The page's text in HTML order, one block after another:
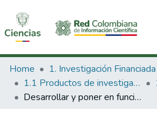
Communities & Collections
All of DSpace
Home
1.1 Productos de investigación
Desarrollar y poner en funcionamiento los modelos de demanda y de oferta de transporte que permitan proponer opciones en materia de infraestructura para aumentar la competitividad de los productos Colombianos.